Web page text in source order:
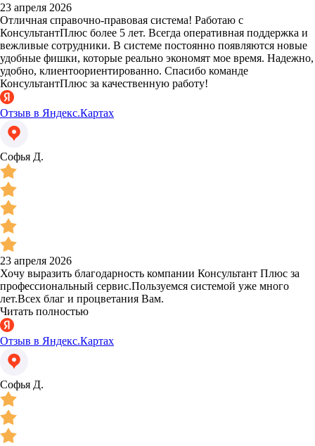
23 апреля 2026
Отличная справочно-правовая система! Работаю с
КонсультантПлюс более 5 лет. Всегда оперативная поддержка и
вежливые сотрудники. В системе постоянно появляются новые
удобные фишки, которые реально экономят мое время. Надежно,
удобно, клиентоориентированно. Спасибо команде
КонсультантПлюс за качественную работу!
Отзыв в Яндекс.Картах
Софья Д.
23 апреля 2026
Хочу выразить благодарность компании Консультант Плюс за
профессиональный сервис.Пользуемся системой уже много
лет.Всех благ и процветания Вам.
Читать полностью
Отзыв в Яндекс.Картах
Софья Д.